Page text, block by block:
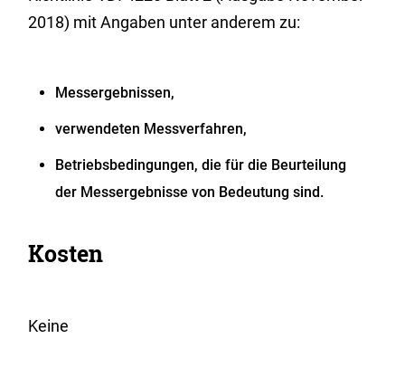
2018) mit Angaben unter anderem zu:
Messergebnissen,
verwendeten Messverfahren,
Betriebsbedingungen, die für die Beurteilung
der Messergebnisse von Bedeutung sind.
Kosten
Keine